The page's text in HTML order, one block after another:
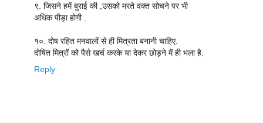
९. जिसने हमें बुराई की ,उसको मरते वक्त सोचने पर भी
अधिक पीड़ा होगी .
१०. दोष रहित मनवालों से ही मित्रता बनानी चाहिए.
दोषित मित्रों को पैसे खर्च करके या देकर छोड़ने में ही भला है.
Reply